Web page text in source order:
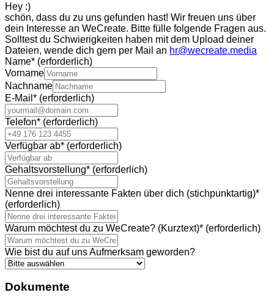
Hey :)
schön, dass du zu uns gefunden hast! Wir freuen uns über
dein Interesse an WeCreate. Bitte fülle folgende Fragen aus.
Solltest du Schwierigkeiten haben mit dem Upload deiner
Dateien, wende dich gern per Mail an hr@wecreate.media
Name* (erforderlich)
Vorname
Nachname
E-Mail * (erforderlich)
Telefon* (erforderlich)
Verfügbar ab* (erforderlich)
Gehaltsvorstellung* (erforderlich)
Nenne drei interessante Fakten über dich (stichpunktartig)*
(erforderlich)
Warum möchtest du zu WeCreate? (Kurztext)* (erforderlich)
Wie bist du auf uns Aufmerksam geworden?
Dokumente